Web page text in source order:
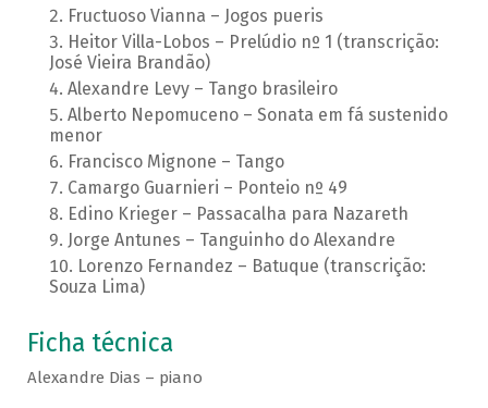
Fructuoso Vianna – Jogos pueris
Heitor Villa-Lobos – Prelúdio nº 1 (transcrição:
José Vieira Brandão)
Alexandre Levy – Tango brasileiro
Alberto Nepomuceno – Sonata em fá sustenido
menor
Francisco Mignone – Tango
Camargo Guarnieri – Ponteio nº 49
Edino Krieger – Passacalha para Nazareth
Jorge Antunes – Tanguinho do Alexandre
Lorenzo Fernandez – Batuque (transcrição:
Souza Lima)
Ficha técnica
Alexandre Dias – piano